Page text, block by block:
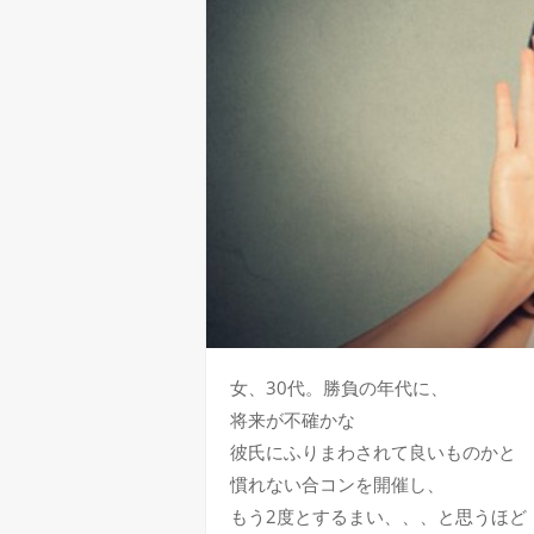
女、30代。勝負の年代に、
将来が不確かな
彼氏にふりまわされて良いものかと
慣れない合コンを開催し、
もう2度とするまい、、、と思うほど